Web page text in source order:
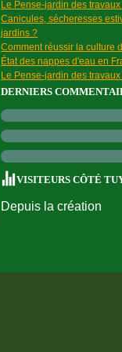
Le Pense-jardin des
Canicules, sécheresses
jardins ?
Comment réussir la culture
État des nappes d'eau en
Le Pense-jardin des
DERNIERS
VISITEURS CÔTÉ
Depuis la création